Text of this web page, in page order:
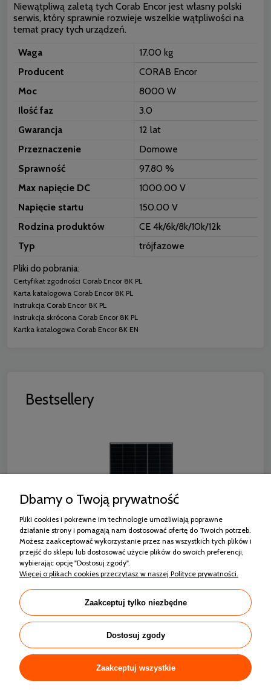
Niewątpliwą zaletą tych Corab Encor jest własny polski
serwis, który sprawnie rozwieje wszelkie wątpliwości na
temat pracy tych urządzeń.
Waga
17.00 kg
Producent
CORAB Encor
Moc
8000 W
Ilość faz
3.0
Gwarancja
12 lat
Przeznaczenie
Domowe
Sprawność
97.80 %
Max napięcie DC
1000.00 V
Napięcie startu
150.00 V
Rodzina produktów
CE 4k/6k/8k/10k/12k
Typ
trójfazowe
Pliki do pobrania:
Certyfikat zgodności Corab Encor 8K PL
Karta katalogowa Corab Encor 8K PL
Instrukcja Corab Encor 8K PL
Instrukcja skrócona Corab Encor 8K PL
Kartka katalogowa Corab Encor 8K EN
Bestsellery
RISEN RSM130-8-440M MONO HALF CUT
CZARNA RAMA
564,42 zł
Zakupy
Dbamy o Twoją prywatność
Pliki cookies i pokrewne im technologie umożliwiają poprawne
działanie strony i pomagają nam dostosować ofertę do Twoich potrzeb.
Możesz zaakceptować wykorzystanie przez nas wszystkich tych plików i
przejść do sklepu lub dostosować użycie plików do swoich preferencji,
wybierając opcję "Dostosuj zgody".
Więcej o plikach cookies przeczytasz w naszej Polityce prywatności.
Zaakceptuj tylko niezbędne
Dostosuj zgody
Zaakceptuj wszystkie